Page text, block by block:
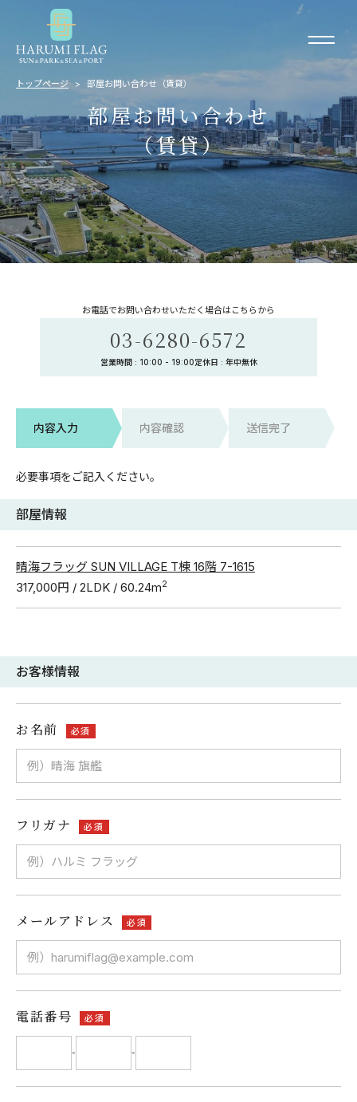
トップページ 部屋お問い合わせ（賃貸）
部屋お問い合わせ
（賃貸）
お電話でお問い合わせいただく場合はこちらから
03-6280-6572
営業時間 : 10:00 - 19:00定休日 : 年中無休
内容入力 内容確認 送信完了
必要事項をご記入ください。
部屋情報
晴海フラッグ SUN VILLAGE T棟 16階 7-1615
317,000円 / 2LDK / 60.24m2
お客様情報
お名前 必須
フリガナ 必須
メールアドレス 必須
電話番号 必須
- -